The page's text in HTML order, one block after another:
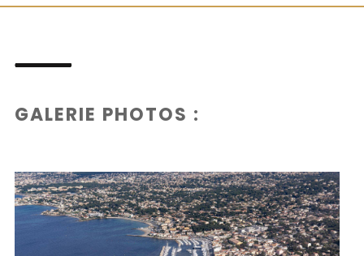
GALERIE PHOTOS :